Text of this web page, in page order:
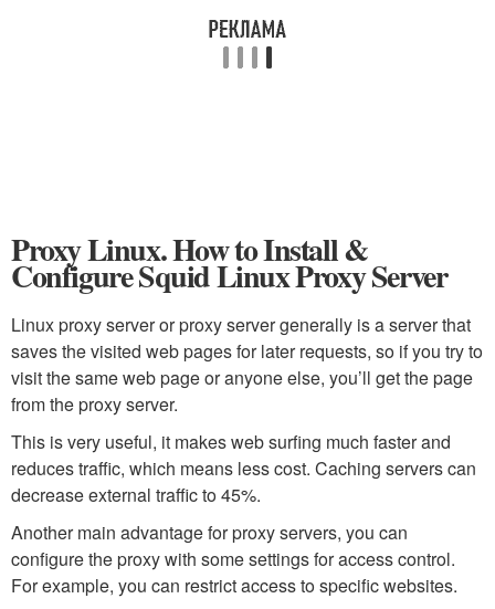
Proxy Linux. How to Install &
Configure Squid Linux Proxy Server
Linux proxy server or proxy server generally is a server that
saves the visited web pages for later requests, so if you try to
visit the same web page or anyone else, you’ll get the page
from the proxy server.
This is very useful, it makes web surfing much faster and
reduces traffic, which means less cost. Caching servers can
decrease external traffic to 45%.
Another main advantage for proxy servers, you can
configure the proxy with some settings for access control.
For example, you can restrict access to specific websites.